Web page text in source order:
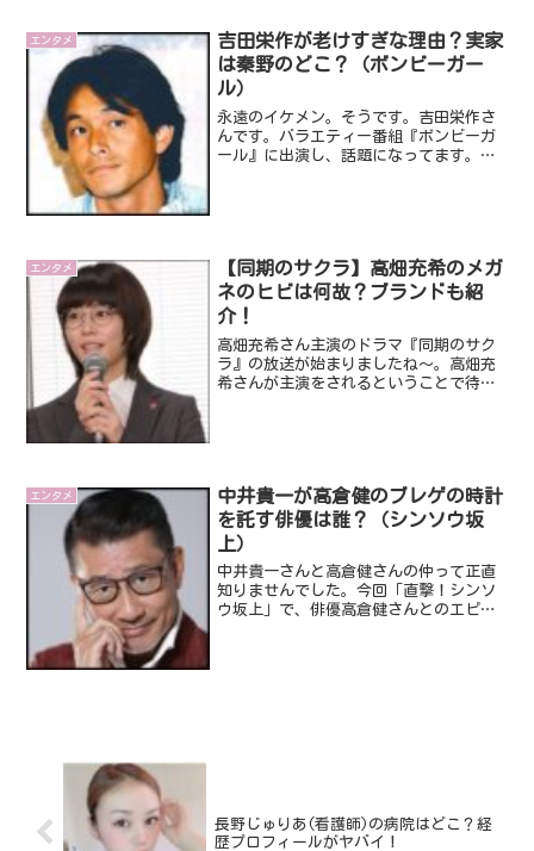
エンタメ
吉田栄作が老けすぎな理由？実家
は秦野のどこ？（ボンビーガー
ル）
永遠のイケメン。そうです。吉田栄作さ
んです。バラエティー番組『ボンビーガ
ール』に出演し、話題になってます。だ
エンタメ
【同期のサクラ】高畑充希のメガ
ネのヒビは何故？ブランドも紹
介！
高畑充希さん主演のドラマ『同期のサク
ラ』の放送が始まりましたね～。高畑充
希さんが主演をされるということで待ち
エンタメ
中井貴一が高倉健のブレゲの時計
を託す俳優は誰？（シンソウ坂
上）
中井貴一さんと高倉健さんの仲って正直
知りませんでした。今回「直撃！シンソ
ウ坂上」で、俳優高倉健さんとのエピソ
長野じゅりあ(看護師)の病院はどこ？経
歴プロフィールがヤバイ！